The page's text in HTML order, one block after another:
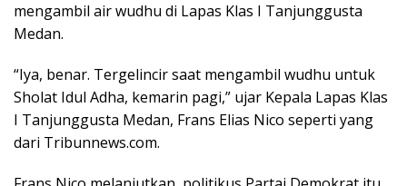
mengambil air wudhu di Lapas Klas I Tanjunggusta
Medan.
“Iya, benar. Tergelincir saat mengambil wudhu untuk
Sholat Idul Adha, kemarin pagi,” ujar Kepala Lapas Klas
I Tanjunggusta Medan, Frans Elias Nico seperti yang
dari Tribunnews.com.